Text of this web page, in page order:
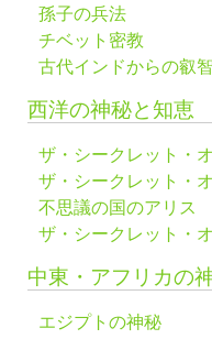
孫子の兵法
チベット密教
古代インドからの叡智
西洋の神秘と知恵
ザ・シークレット・
ザ・シークレット・
不思議の国のアリス
ザ・シークレット・
中東・アフリカの
エジプトの神秘